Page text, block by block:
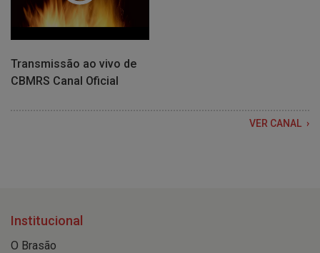
Transmissão ao vivo de
CBMRS Canal Oficial
VER CANAL
Institucional
O Brasão